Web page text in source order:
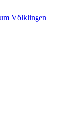
Völklingen